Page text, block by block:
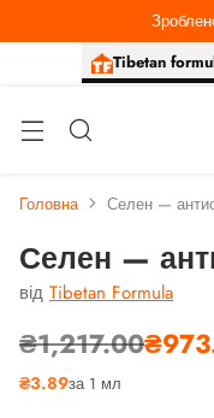
Tibetan
Головна Селен —
Селен —
від Tibetan Formula
Звичайна
ціна
₴1,217.00
₴3.89за 1 мл